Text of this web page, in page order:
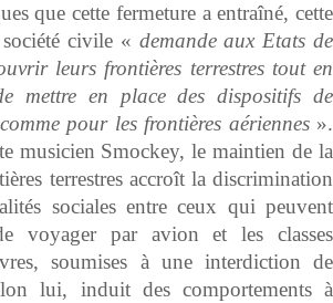
que cette fermeture a entraîné, cette
civile « demande aux Etats de
leurs frontières terrestres tout en
mettre en place des dispositifs de
pour les frontières aériennes».
musicien Smockey, le maintien de la
terrestres accroît la discrimination
sociales entre ceux qui peuvent
voyager par avion et les classes
soumises à une interdiction de
lui, induit des comportements à